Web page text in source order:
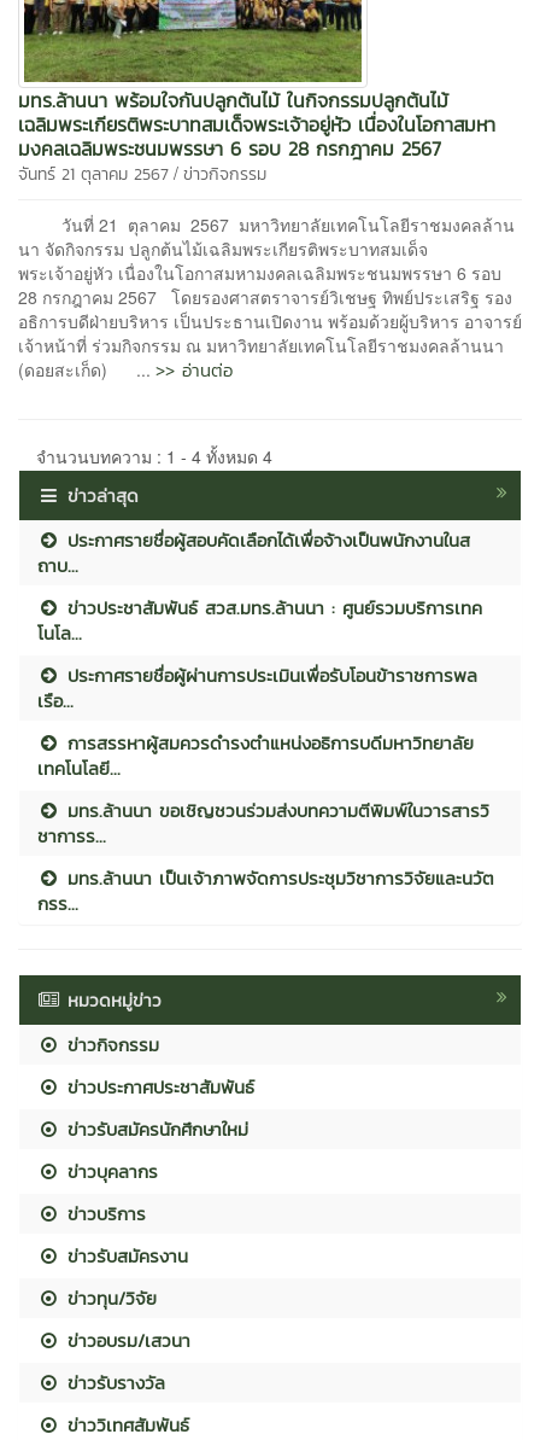
มทร.ล้านนา พร้อมใจกันปลูกต้นไม้ ในกิจกรรมปลูกต้นไม้
เฉลิมพระเกียรติพระบาทสมเด็จพระเจ้าอยู่หัว เนื่องในโอกาสมหา
มงคลเฉลิมพระชนมพรรษา 6 รอบ 28 กรกฎาคม 2567
จันทร์ 21 ตุลาคม 2567 / ข่าวกิจกรรม
วันที่ 21 ตุลาคม 2567 มหาวิทยาลัยเทคโนโลยีราชมงคลล้าน
นา จัดกิจกรรม ปลูกต้นไม้เฉลิมพระเกียรติพระบาทสมเด็จ
พระเจ้าอยู่หัว เนื่องในโอกาสมหามงคลเฉลิมพระชนมพรรษา 6 รอบ
28 กรกฎาคม 2567 โดยรองศาสตราจารย์วิเชษฐ ทิพย์ประเสริฐ รอง
อธิการบดีฝ่ายบริหาร เป็นประธานเปิดงาน พร้อมด้วยผู้บริหาร อาจารย์
เจ้าหน้าที่ ร่วมกิจกรรม ณ มหาวิทยาลัยเทคโนโลยีราชมงคลล้านนา
(ดอยสะเก็ด) ... >> อ่านต่อ
จำนวนบทความ : 1 - 4 ทั้งหมด 4
ข่าวล่าสุด
ประกาศรายชื่อผู้สอบคัดเลือกได้เพื่อจ้างเป็นพนักงานในส
ถาบ...
ข่าวประชาสัมพันธ์ สวส.มทร.ล้านนา : ศูนย์รวมบริการเทค
โนโล...
ประกาศรายชื่อผู้ผ่านการประเมินเพื่อรับโอนข้าราชการพล
เรือ...
การสรรหาผู้สมควรดำรงตำแหน่งอธิการบดีมหาวิทยาลัย
เทคโนโลยี...
มทร.ล้านนา ขอเชิญชวนร่วมส่งบทความตีพิมพ์ในวารสารวิ
ชาการร...
มทร.ล้านนา เป็นเจ้าภาพจัดการประชุมวิชาการวิจัยและนวัต
กรร...
หมวดหมู่ข่าว
ข่าวกิจกรรม
ข่าวประกาศประชาสัมพันธ์
ข่าวรับสมัครนักศึกษาใหม่
ข่าวบุคลากร
ข่าวบริการ
ข่าวรับสมัครงาน
ข่าวทุน/วิจัย
ข่าวอบรม/เสวนา
ข่าวรับรางวัล
ข่าววิเทศสัมพันธ์